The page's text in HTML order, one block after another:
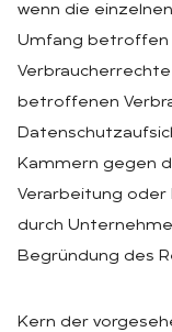
wenn die
Umfang betroffen
betroffenen
Kammern gegen
Verarbeitung oder
durch
Begründung des
Kern der